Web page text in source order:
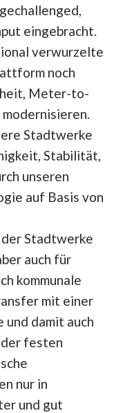
eingebracht.
verwurzelte
noch
Meter-to-
Stadtwerke
Stabilität,
unseren
auf Basis von
Stadtwerke
auch für
kommunale
mit einer
und damit auch
festen
nur in
und gut